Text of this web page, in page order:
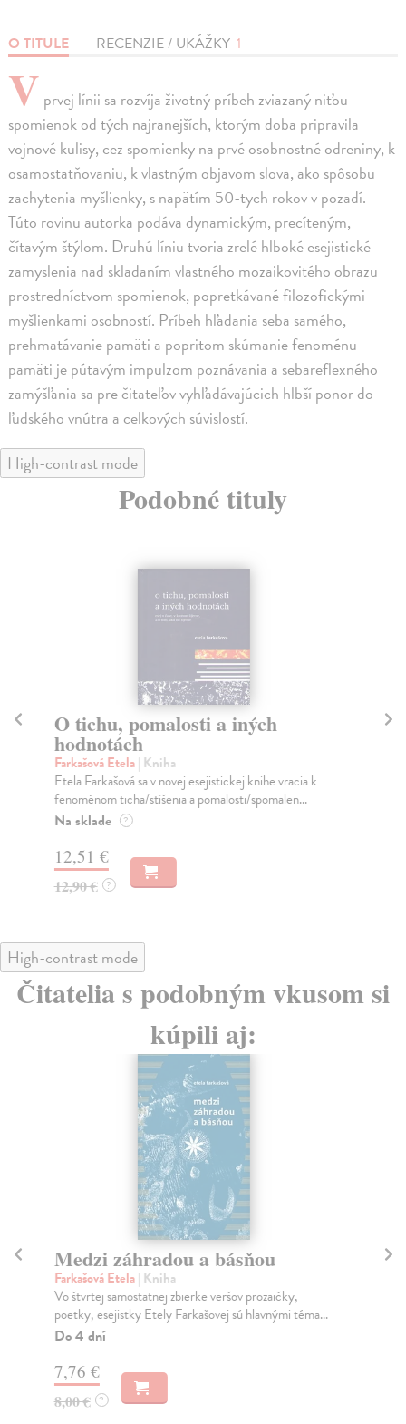
O TITULE RECENZIE / UKÁŽKY 1
V prvej línii sa rozvíja životný príbeh zviazaný niťou
spomienok od tých najranejších, ktorým doba pripravila
vojnové kulisy, cez spomienky na prvé osobnostné odreniny, k
osamostatňovaniu, k vlastným objavom slova, ako spôsobu
zachytenia myšlienky, s napätím 50-tych rokov v pozadí.
Túto rovinu autorka podáva dynamickým, precíteným,
čítavým štýlom. Druhú líniu tvoria zrelé hlboké esejistické
zamyslenia nad skladaním vlastného mozaikovitého obrazu
prostredníctvom spomienok, popretkávané filozofickými
myšlienkami osobností. Príbeh hľadania seba samého,
prehmatávanie pamäti a popritom skúmanie fenoménu
pamäti je pútavým impulzom poznávania a sebareflexného
zamýšľania sa pre čitateľov vyhľadávajúcich hlbší ponor do
ľudského vnútra a celkových súvislostí.
High-contrast mode
Podobné tituly
O tichu, pomalosti a iných
hodnotách
Farkašová Etela| Kniha
Etela Farkašová sa v novej esejistickej knihe vracia k
fenoménom ticha/stíšenia a pomalosti/spomalen...
Na sklade ?
12,51 €
12,90 € ?
High-contrast mode
Čitatelia s podobným vkusom si
kúpili aj:
Medzi záhradou a básňou
Farkašová Etela| Kniha
Vo štvrtej samostatnej zbierke veršov prozaičky,
poetky, esejistky Etely Farkašovej sú hlavnými téma...
Do 4 dní
7,76 €
8,00 € ?